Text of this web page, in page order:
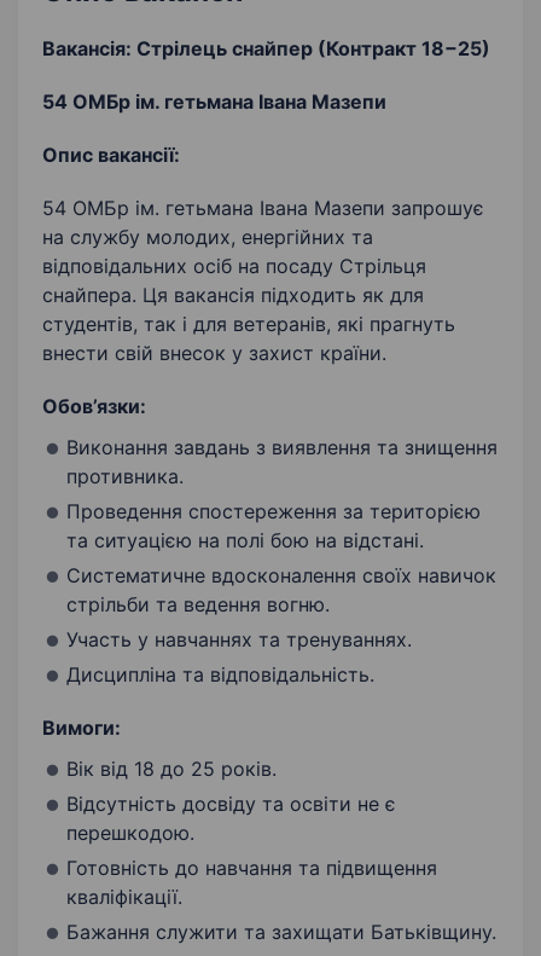
Вакансія: Стрілець снайпер (Контракт 18−25)
54 ОМБр ім. гетьмана Івана Мазепи
Опис вакансії:
54 ОМБр ім. гетьмана Івана Мазепи запрошує
на службу молодих, енергійних та
відповідальних осіб на посаду Стрільця
снайпера. Ця вакансія підходить як для
студентів, так і для ветеранів, які прагнуть
внести свій внесок у захист країни.
Обов’язки:
Виконання завдань з виявлення та знищення
противника.
Проведення спостереження за територією
та ситуацією на полі бою на відстані.
Систематичне вдосконалення своїх навичок
стрільби та ведення вогню.
Участь у навчаннях та тренуваннях.
Дисципліна та відповідальність.
Вимоги:
Вік від 18 до 25 років.
Відсутність досвіду та освіти не є
перешкодою.
Готовність до навчання та підвищення
кваліфікації.
Бажання служити та захищати Батьківщину.